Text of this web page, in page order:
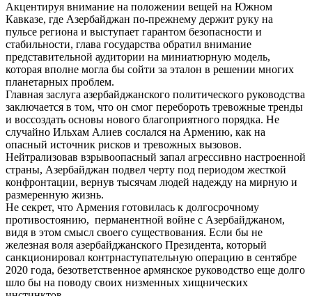
Акцентируя внимание на положении вещей на Южном
Кавказе, где Азербайджан по-прежнему держит руку на
пульсе региона и выступает гарантом безопасности и
стабильности, глава государства обратил внимание
представительной аудитории на миниатюрную модель,
которая вполне могла бы сойти за эталон в решении многих
планетарных проблем.
Главная заслуга азербайджанского политического руководства
заключается в том, что он смог перебороть тревожные тренды
и воссоздать основы нового благоприятного порядка. Не
случайно Ильхам Алиев сослался на Армению, как на
опасный источник рисков и тревожных вызовов.
Нейтрализовав взрывоопасный запал агрессивно настроенной
страны, Азербайджан подвел черту под периодом жесткой
конфронтации, вернув тысячам людей надежду на мирную и
размеренную жизнь.
Не секрет, что Армения готовилась к долгосрочному
противостоянию, перманентной войне с Азербайджаном,
видя в этом смысл своего существования. Если бы не
железная воля азербайджанского Президента, который
санкционировал контрнаступательную операцию в сентябре
2020 года, безответственное армянское руководство еще долго
шло бы на поводу своих низменных хищнических